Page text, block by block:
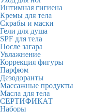
Интимная гигиена
Кремы для тела
Скрабы и маски
Гели для душа
SPF для тела
После загара
Увлажнение
Коррекция фигуры
Парфюм
Дезодоранты
Массажные продукты
Масла для тела
СЕРТИФИКАТ
Наборы